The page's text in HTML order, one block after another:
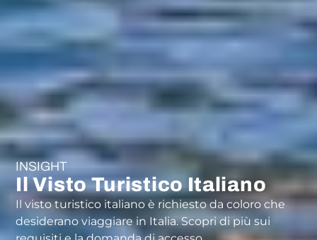
INSIGHT
Il Visto Turistico Italiano
Il visto turistico italiano è richiesto da coloro che
desiderano viaggiare in Italia. Scopri di più sui